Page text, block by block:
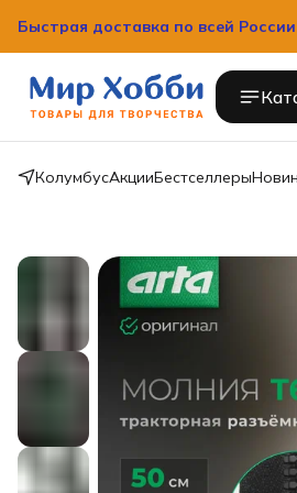
Быстрая доставка по всей
КолумбусАкцииБестселлеры